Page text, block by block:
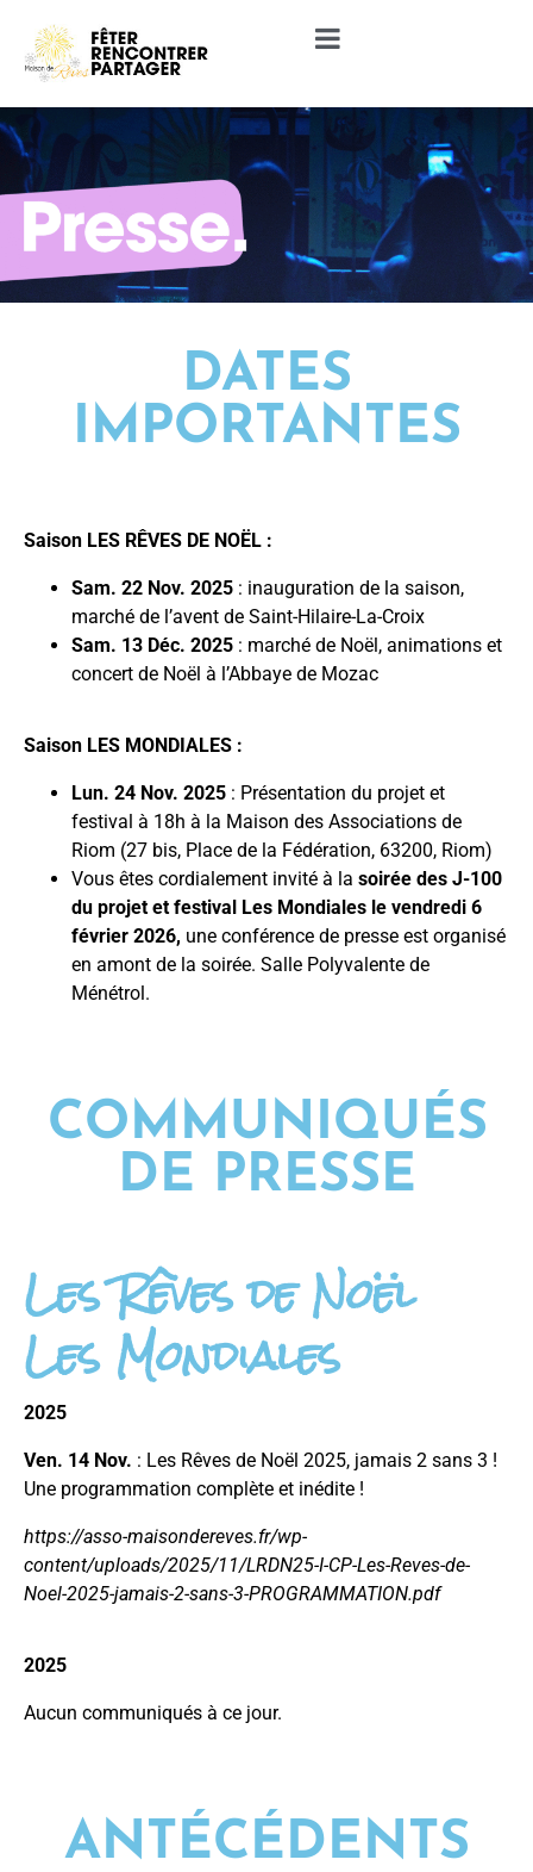
DATES
IMPORTANTES
Saison LES RÊVES DE NOËL :
Sam. 22 Nov. 2025 : inauguration de la saison,
marché de l’avent de Saint-Hilaire-La-Croix
Sam. 13 Déc. 2025 : marché de Noël, animations et
concert de Noël à l’Abbaye de Mozac
Saison LES MONDIALES :
Lun. 24 Nov. 2025 : Présentation du projet et
festival à 18h à la Maison des Associations de
Riom (27 bis, Place de la Fédération, 63200, Riom)
Vous êtes cordialement invité à la soirée des J-100
du projet et festival Les Mondiales le vendredi 6
février 2026, une conférence de presse est organisé
en amont de la soirée. Salle Polyvalente de
Ménétrol.
COMMUNIQUÉS
DE PRESSE
Les Rêves de Noël
Les Mondiales
2025
Ven. 14 Nov. : Les Rêves de Noël 2025, jamais 2 sans 3 !
Une programmation complète et inédite !
https://asso-maisondereves.fr/wp-
content/uploads/2025/11/LRDN25-I-CP-Les-Reves-de-
Noel-2025-jamais-2-sans-3-PROGRAMMATION.pdf
2025
Aucun communiqués à ce jour.
ANTÉCÉDENTS